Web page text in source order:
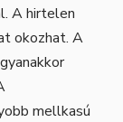
A hirtelen
okozhat. A
mellkasú